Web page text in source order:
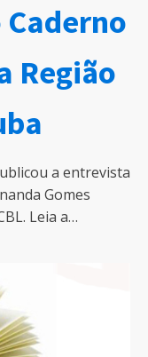
Caderno
Região
a entrevista
Gomes
Leia a…